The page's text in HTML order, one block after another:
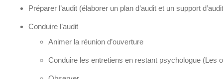
Préparer l’audit (élaborer un plan d’audit et un support
Conduire l’audit
Animer la réunion d’ouverture
Conduire les entretiens en restant psychologue (Les